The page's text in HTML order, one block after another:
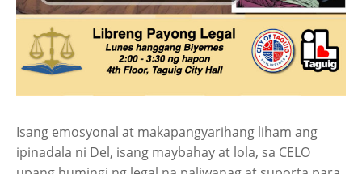
Isang emosyonal at makapangyarihang liham ang
ipinadala ni Del, isang maybahay at lola, sa CELO